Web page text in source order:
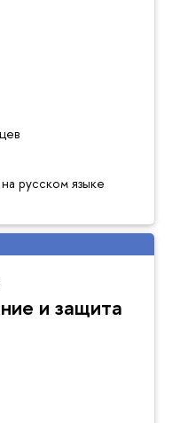
русском языке
и защита